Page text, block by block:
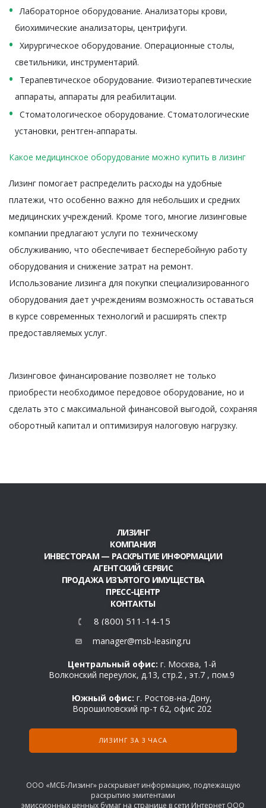
Лабораторное оборудование. Анализаторы крови,
биохимические анализаторы, центрифуги.
Хирургическое оборудование. Операционные столы,
светильники, инструментарий.
Терапевтическое оборудование. Физиотерапевтические
аппараты, аппараты для реабилитации.
Стоматологическое оборудование. Стоматологические
установки, рентген-аппараты.
Какое медицинское оборудование можно купить в лизинг
Лизинг помогает распределить расходы на удобные
платежи, что особенно важно для небольших и средних
медицинских учреждений. Кроме того, многие лизинговые
компании предлагают услуги по техническому
обслуживанию, что обеспечивает бесперебойную работу
оборудования и снижение затрат на ремонт.
Использование лизинга для покупки специализированного
оборудования дает учреждениям возможность оставаться
в курсе современных технологий и расширять спектр
предоставляемых услуг.
Лизинговое финансирование позволяет не только
приобрести необходимое передовое оборудование, но и
сделать это с максимальной финансовой выгодой, сохраняя
оборотный капитал и оптимизируя налоговую нагрузку.
ЛИЗИНГ
КОМПАНИЯ
ИНВЕСТОРАМ — РАСКРЫТИЕ ИНФОРМАЦИИ
АГЕНТСКИЙ СЕРВИС
ПРОДАЖА ИЗЪЯТОГО ИМУЩЕСТВА
ПРЕСС-ЦЕНТР
КОНТАКТЫ
8 (800) 511-14-15
manager@msb-leasing.ru
Центральный офис: г. Москва, 1-й
Волконский переулок, д.13, стр.2 , эт.7 , пом.9
Южный офис: г. Ростов-на-Дону,
Ворошиловский пр-т 62, офис 202
ЛИЗИНГ ЗА 3 ЧАСА
ООО «МСБ-Лизинг» раскрывает информацию, подлежащую
раскрытию эмитентами
эмиссионных ценных бумаг на странице в сети Интернет ООО